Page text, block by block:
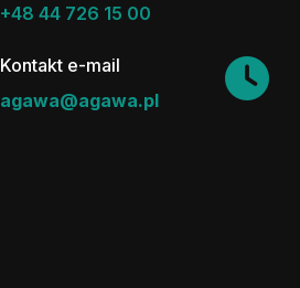
+48 44 726 15 00
Kontakt e-mail
agawa@agawa.pl